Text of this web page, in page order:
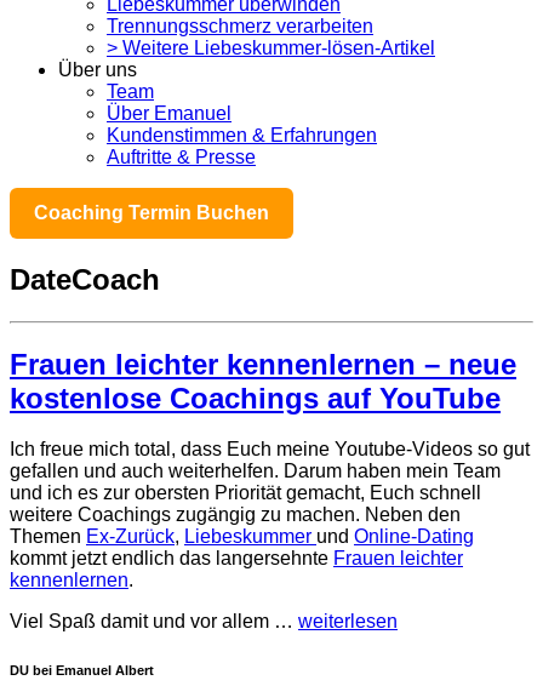
Trennungsschmerz verarbeiten
> Weitere Liebeskummer-lösen-Artikel
Über uns
Team
Über Emanuel
Kundenstimmen & Erfahrungen
Auftritte & Presse
Coaching Termin Buchen
DateCoach
Frauen leichter kennenlernen – neue
kostenlose Coachings auf YouTube
Ich freue mich total, dass Euch meine Youtube-Videos so gut
gefallen und auch weiterhelfen. Darum haben mein Team
und ich es zur obersten Priorität gemacht, Euch schnell
weitere Coachings zugängig zu machen. Neben den
Themen Ex-Zurück, Liebeskummer und Online-Dating
kommt jetzt endlich das langersehnte Frauen leichter
kennenlernen.
Viel Spaß damit und vor allem … weiterlesen
DU bei Emanuel Albert